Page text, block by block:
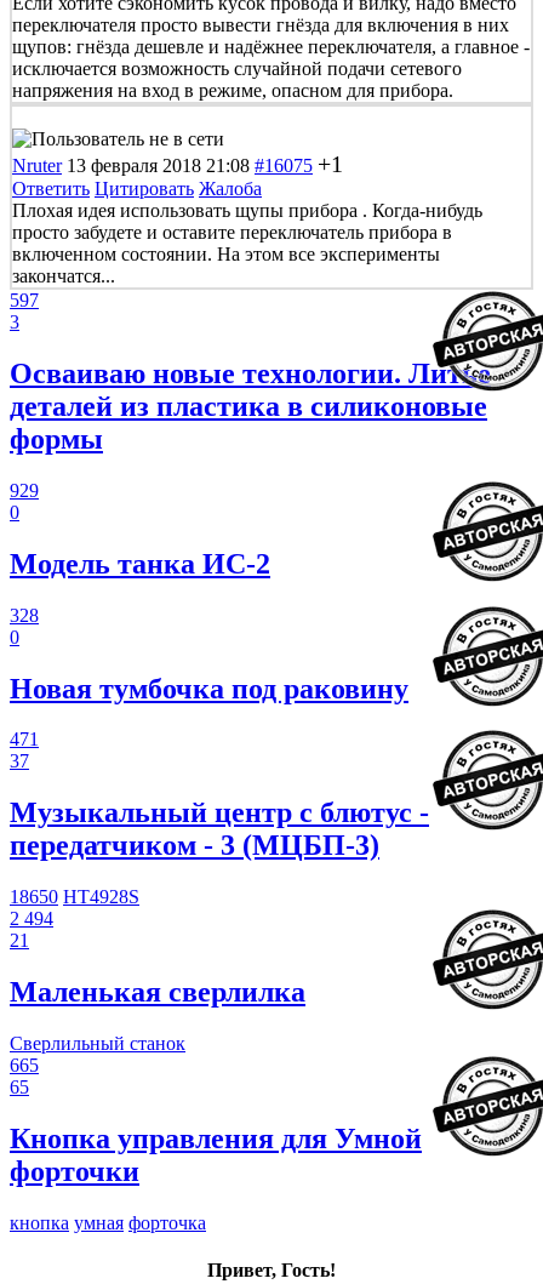
переключателя просто вывести гнёзда для включения в них
щупов: гнёзда дешевле и надёжнее переключателя, а главное -
исключается возможность случайной подачи сетевого
напряжения на вход в режиме, опасном для прибора.
Nruter 13 февраля 2018 21:08 #16075 +1
Ответить Цитировать Жалоба
Плохая идея использовать щупы прибора . Когда-нибудь
просто забудете и оставите переключатель прибора в
включенном состоянии. На этом все эксперименты
закончатся...
597
3
Осваиваю новые технологии. Литье
деталей из пластика в силиконовые
формы
929
0
Модель танка ИС-2
328
0
Новая тумбочка под раковину
471
37
Музыкальный центр с блютус -
передатчиком - 3 (МЦБП-3)
18650 HT4928S
2 494
21
Маленькая сверлилка
Сверлильный станок
665
65
Кнопка управления для Умной
форточки
кнопка умная форточка
Привет, Гость!